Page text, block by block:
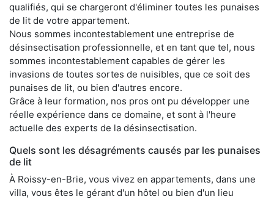
qualifiés, qui se chargeront d'éliminer toutes les punaises
de lit de votre appartement.
Nous sommes incontestablement une entreprise de
désinsectisation professionnelle, et en tant que tel, nous
sommes incontestablement capables de gérer les
invasions de toutes sortes de nuisibles, que ce soit des
punaises de lit, ou bien d'autres encore.
Grâce à leur formation, nos pros ont pu développer une
réelle expérience dans ce domaine, et sont à l'heure
actuelle des experts de la désinsectisation.
Quels sont les désagréments causés par les punaises
de lit
À Roissy-en-Brie, vous vivez en appartements, dans une
villa, vous êtes le gérant d'un hôtel ou bien d'un lieu